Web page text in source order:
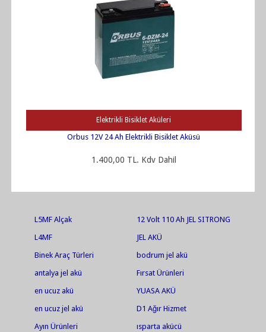
Elektrikli Bisiklet Aküleri
Orbus 12V 24 Ah Elektrikli Bisiklet Aküsü
1.400,00 TL. Kdv Dahil
L5MF Alçak
12 Volt 110 Ah JEL SITRONG
AGM UPS
L4MF
JEL AKÜ
Binek Araç Türleri
bodrum jel akü
antalya jel akü
Fırsat Ürünleri
en ucuz akü
YUASA AKÜ
en ucuz jel akü
D1 Ağır Hizmet
Ayın Ürünleri
ısparta akücü